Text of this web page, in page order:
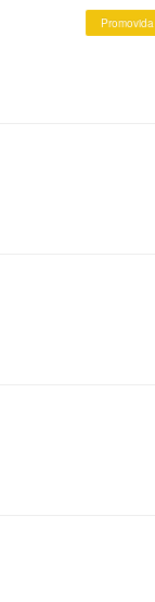
Promovida